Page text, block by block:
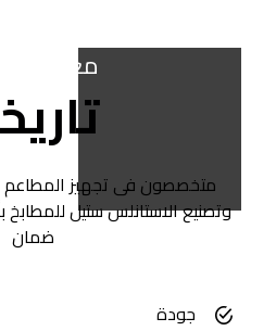
معلومات
متخصصون فى تجهيز المطاعم
وتصنيع الاستانلس ستيل
ضمان
جودة